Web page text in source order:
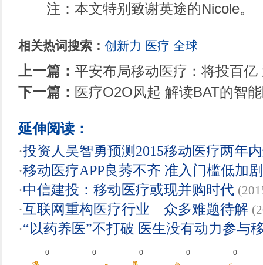
注：本文特别致谢英途的Nicole。
相关热词搜索： 创新力 医疗 全球
上一篇： 平安布局移动医疗：将投百亿
下一篇： 医疗O2O风起 解读BAT的智
延伸阅读：
·投资人吴智勇预测2015移动医疗两年
·移动医疗APP良莠不齐 准入门槛低加
·中信建投：移动医疗或现并购时代
·互联网重构医疗行业 众多难题待解
·“以药养医”不打破 医生没有动力参与
0 0 0 0 0